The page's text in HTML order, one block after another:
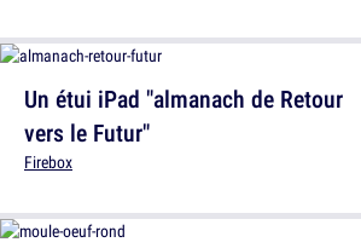
Un étui iPad "almanach de Retour
vers le Futur"
Firebox